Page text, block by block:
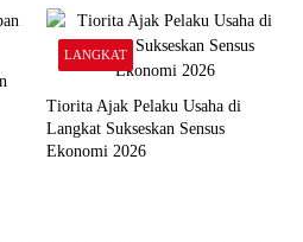
LANGKAT
Tiorita Ajak Pelaku Usaha di
Langkat Sukseskan Sensus
Ekonomi 2026